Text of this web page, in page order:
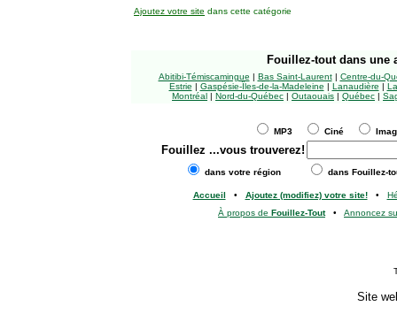
Ajoutez votre site dans cette catégorie
Fouillez-tout dans une
Abitibi-Témiscamingue | Bas Saint-Laurent| Centre-du-
Estrie | Gaspésie-Îles-de-la-Madeleine | Lanaudière |
Montréal | Nord-du-Québec | Outaouais | Québec |
MP3 Ciné
Fouillez ...vous trouverez!
dans votre région dans Fouillez-
Accueil • Ajoutez (modifiez) votre site!•
À propos de Fouillez-Tout• Annoncez
Site